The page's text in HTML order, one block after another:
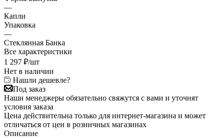
—
Капли
Упаковка
—
Стеклянная Банка
Все характеристики
1 297 ₽/шт
Нет в наличии
Нашли дешевле?
Под заказ
Наши менеджеры обязательно свяжутся с вами и уточнят
условия заказа
Цена действительна только для интернет-магазина и может
отличаться от цен в розничных магазинах
Описание